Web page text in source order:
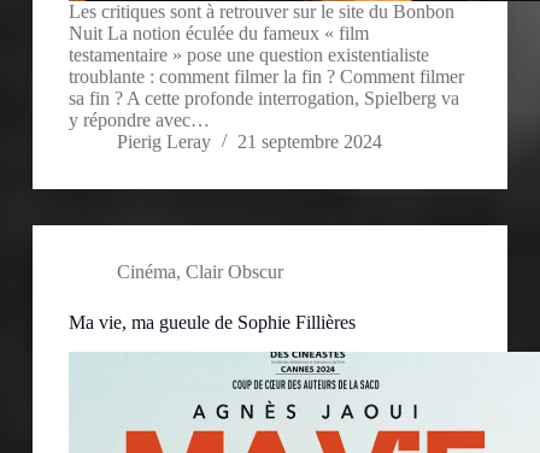
Les critiques sont à retrouver sur le site du Bonbon
Nuit La notion éculée du fameux « film
testamentaire » pose une question existentialiste
troublante : comment filmer la fin ? Comment filmer
sa fin ? A cette profonde interrogation, Spielberg va
y répondre avec…
Pierig Leray
21 septembre 2024
Cinéma, Clair Obscur
Ma vie, ma gueule de Sophie Fillières